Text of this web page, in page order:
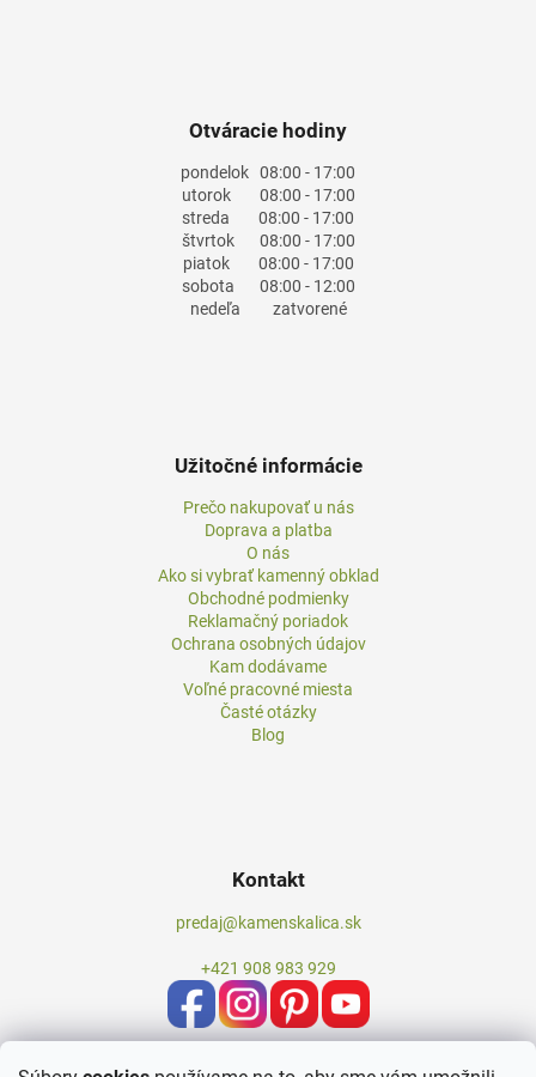
Otváracie hodiny
pondelok 08:00 - 17:00
utorok08:00 - 17:00
streda 08:00 - 17:00
štvrtok08:00 - 17:00
piatok08:00 - 17:00
sobota 08:00 - 12:00
nedeľa zatvorené
Užitočné informácie
Prečo nakupovať u nás
Doprava a platba
O nás
Ako si vybrať kamenný obklad
Obchodné podmienky
Reklamačný poriadok
Ochrana osobných údajov
Kam dodávame
Voľné pracovné miesta
Časté otázky
Blog
Kontakt
predaj@kamenskalica.sk
+421 908 983 929